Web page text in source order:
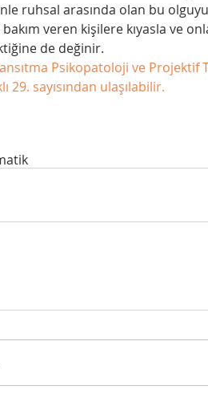
ruhsal arasında olan bu
veren kişilere kıyasla ve
de değinir.
Psikopatoloji ve Projektif
29. sayısından ulaşılabilir.